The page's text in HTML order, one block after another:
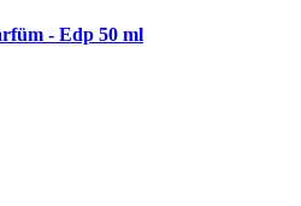
- Edp 50 ml